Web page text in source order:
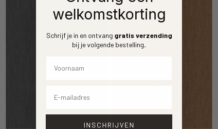
welkomstkorting
Schrijf je in en ontvang gratis verzending
bij je volgende bestelling.
INSCHRIJVEN